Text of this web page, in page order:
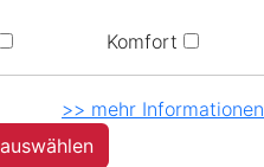
Komfort
>> mehr Informationen